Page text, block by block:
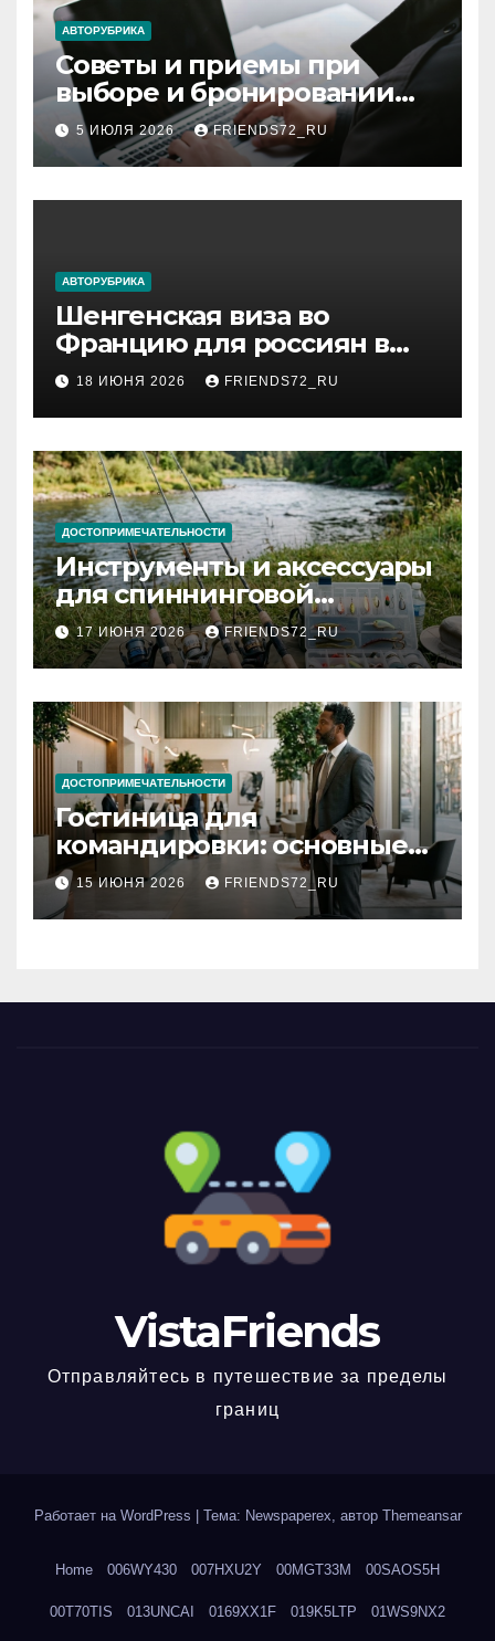
АВТОРУБРИКА
Советы и приемы при
выборе и бронировании
авиабилетов
5 ИЮЛЯ 2026 FRIENDS72_RU
АВТОРУБРИКА
Шенгенская виза во
Францию для россиян в
2026 году: сроки от 3 дней
и список необходимых
документов
18 ИЮНЯ 2026 FRIENDS72_RU
ДОСТОПРИМЕЧАТЕЛЬНОСТИ
Инструменты и аксессуары
для спиннинговой
рыбалки: назначение и
типы
17 ИЮНЯ 2026 FRIENDS72_RU
ДОСТОПРИМЕЧАТЕЛЬНОСТИ
Гостиница для
командировки: основные
критерии выбора
15 ИЮНЯ 2026 FRIENDS72_RU
VistaFriends
Отправляйтесь в путешествие за пределы
границ
Работает на WordPress Тема: Newspaperex, автор Themeansar
Home 006WY430 007HXU2Y 00MGT33M 00SAOS5H
00T70TIS 013UNCAI 0169XX1F 019K5LTP 01WS9NX2